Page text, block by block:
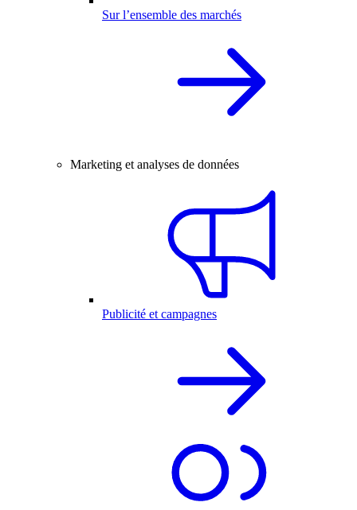
Sur l’ensemble des marchés
Marketing et analyses de données
Publicité et campagnes